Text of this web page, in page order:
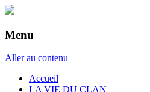
Menu
Aller au contenu
Accueil
LA VIE DU CLAN